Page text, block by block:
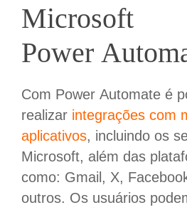
Microsoft
Power
Com Power Automate é
realizar integrações com
aplicativos, incluindo os
Microsoft, além das
como: Gmail, X,
outros. Os usuários